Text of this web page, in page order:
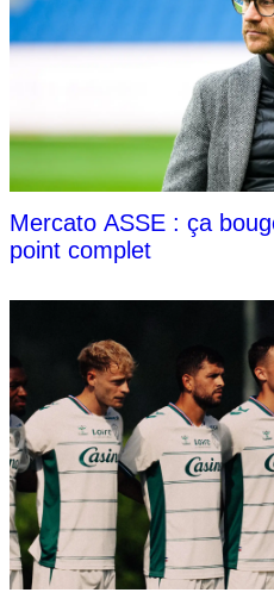
Mercato ASSE : ça
point complet